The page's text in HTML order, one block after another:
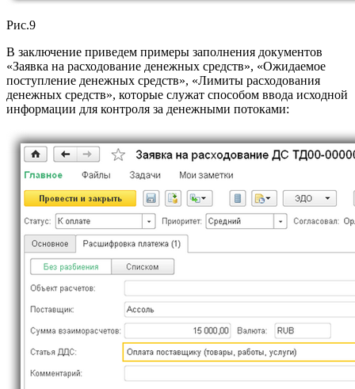
Рис.9
В заключение приведем примеры заполнения документов
«Заявка на расходование денежных средств», «Ожидаемое
поступление денежных средств», «Лимиты расходования
денежных средств», которые служат способом ввода исходной
информации для контроля за денежными потоками: